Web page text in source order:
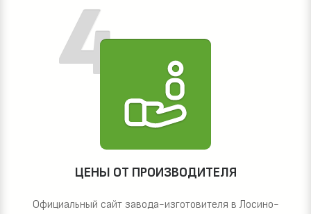
ЦЕНЫ ОТ ПРОИЗВОДИТЕЛЯ
Официальный сайт завода-изготовителя в Лосино-